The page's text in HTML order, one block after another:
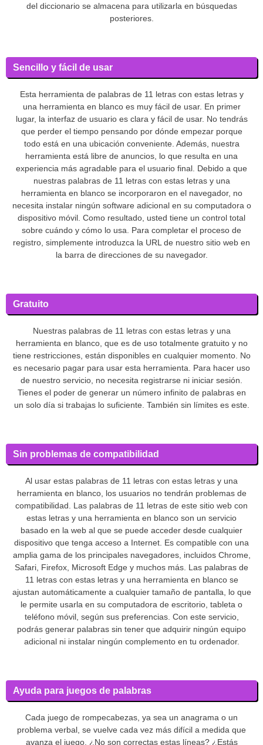
del diccionario se almacena para utilizarla en búsquedas
posteriores.
Sencillo y fácil de usar
Esta herramienta de palabras de 11 letras con estas letras y
una herramienta en blanco es muy fácil de usar. En primer
lugar, la interfaz de usuario es clara y fácil de usar. No tendrás
que perder el tiempo pensando por dónde empezar porque
todo está en una ubicación conveniente. Además, nuestra
herramienta está libre de anuncios, lo que resulta en una
experiencia más agradable para el usuario final. Debido a que
nuestras palabras de 11 letras con estas letras y una
herramienta en blanco se incorporaron en el navegador, no
necesita instalar ningún software adicional en su computadora o
dispositivo móvil. Como resultado, usted tiene un control total
sobre cuándo y cómo lo usa. Para completar el proceso de
registro, simplemente introduzca la URL de nuestro sitio web en
la barra de direcciones de su navegador.
Gratuito
Nuestras palabras de 11 letras con estas letras y una
herramienta en blanco, que es de uso totalmente gratuito y no
tiene restricciones, están disponibles en cualquier momento. No
es necesario pagar para usar esta herramienta. Para hacer uso
de nuestro servicio, no necesita registrarse ni iniciar sesión.
Tienes el poder de generar un número infinito de palabras en
un solo día si trabajas lo suficiente. También sin límites es este.
Sin problemas de compatibilidad
Al usar estas palabras de 11 letras con estas letras y una
herramienta en blanco, los usuarios no tendrán problemas de
compatibilidad. Las palabras de 11 letras de este sitio web con
estas letras y una herramienta en blanco son un servicio
basado en la web al que se puede acceder desde cualquier
dispositivo que tenga acceso a Internet. Es compatible con una
amplia gama de los principales navegadores, incluidos Chrome,
Safari, Firefox, Microsoft Edge y muchos más. Las palabras de
11 letras con estas letras y una herramienta en blanco se
ajustan automáticamente a cualquier tamaño de pantalla, lo que
le permite usarla en su computadora de escritorio, tableta o
teléfono móvil, según sus preferencias. Con este servicio,
podrás generar palabras sin tener que adquirir ningún equipo
adicional ni instalar ningún complemento en tu ordenador.
Ayuda para juegos de palabras
Cada juego de rompecabezas, ya sea un anagrama o un
problema verbal, se vuelve cada vez más difícil a medida que
avanza el juego. ¿No son correctas estas líneas? ¿Estás